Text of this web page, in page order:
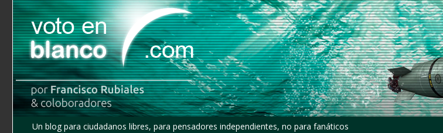
Un blog para ciudadanos libres, para pensadores independientes, no para fanáticos